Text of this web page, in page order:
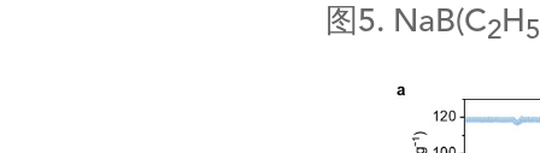
图5. NaB(C2H5